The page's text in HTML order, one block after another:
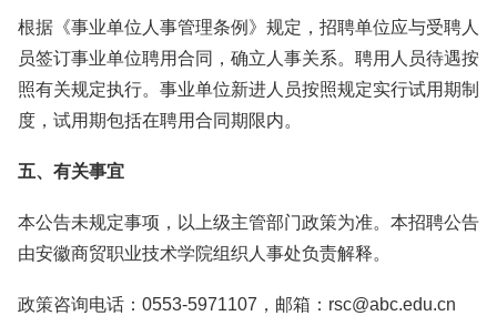
根据《事业单位人事管理条例》规定，招聘单位应与受聘人
员签订事业单位聘用合同，确立人事关系。聘用人员待遇按
照有关规定执行。事业单位新进人员按照规定实行试用期制
度，试用期包括在聘用合同期限内。
五、有关事宜
本公告未规定事项，以上级主管部门政策为准。本招聘公告
由安徽商贸职业技术学院组织人事处负责解释。
政策咨询电话：0553-5971107，邮箱：rsc@abc.edu.cn